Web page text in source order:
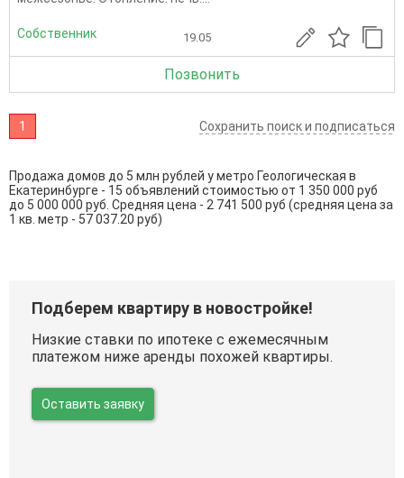
Собственник 19.05
Позвонить
1 Сохранить поиск и подписаться
Продажа домов до 5 млн рублей у метро Геологическая в
Екатеринбурге - 15 объявлений стоимостью от 1 350 000 руб
до 5 000 000 руб. Средняя цена - 2 741 500 руб (средняя цена за
1 кв. метр - 57 037.20 руб)
Подберем квартиру в новостройке!
Низкие ставки по ипотеке с ежемесячным
платежом ниже аренды похожей квартиры.
Оставить заявку